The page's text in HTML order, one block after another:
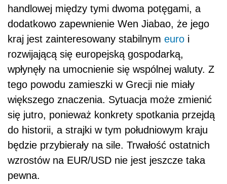
handlowej między tymi dwoma potęgami, a
dodatkowo zapewnienie Wen Jiabao, że jego
kraj jest zainteresowany stabilnym euro i
rozwijającą się europejską gospodarką,
wpłynęły na umocnienie się wspólnej waluty. Z
tego powodu zamieszki w Grecji nie miały
większego znaczenia. Sytuacja może zmienić
się jutro, ponieważ konkrety spotkania przejdą
do historii, a strajki w tym południowym kraju
będzie przybierały na sile. Trwałość ostatnich
wzrostów na EUR/USD nie jest jeszcze taka
pewna.